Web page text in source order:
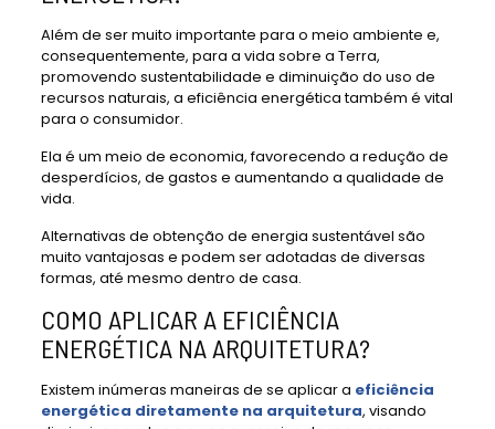
Além de ser muito importante para o meio ambiente e,
consequentemente, para a vida sobre a Terra,
promovendo sustentabilidade e diminuição do uso de
recursos naturais, a eficiência energética também é vital
para o consumidor.
Ela é um meio de economia, favorecendo a redução de
desperdícios, de gastos e aumentando a qualidade de
vida.
Alternativas de obtenção de energia sustentável são
muito vantajosas e podem ser adotadas de diversas
formas, até mesmo dentro de casa.
COMO APLICAR A EFICIÊNCIA
ENERGÉTICA NA ARQUITETURA?
Existem inúmeras maneiras de se aplicar a eficiência
energética diretamente na arquitetura, visando